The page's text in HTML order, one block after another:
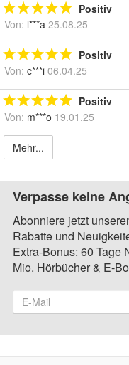
Positiv
Von: l***a 25.08.25
Positiv
Von: c***i 06.04.25
Positiv
Von: m***o 19.01.25
Mehr...
Verpasse keine
Abonniere jetzt
Rabatte und
Extra-Bonus: 60 Tage
Mio. Hörbücher & E-